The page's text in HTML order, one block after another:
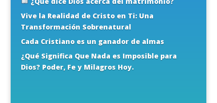
Vive la Realidad de Cristo en Ti: Una
Transformación Sobrenatural
Cada Cristiano es un ganador de almas
¿Qué Significa Que Nada es Imposible para
Dios? Poder, Fe y Milagros Hoy.